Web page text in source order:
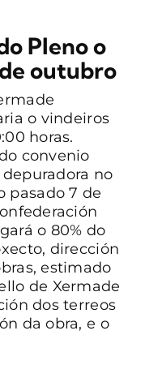
Pleno o
outubro
o vindeiros
horas.
convenio
no
pasado 7 de
o 80% do
dirección
estimado
de Xermade
dos terreos
da obra, e o